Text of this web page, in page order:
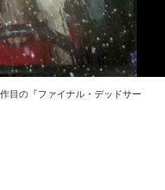
目の『ファイナル・デッドサー